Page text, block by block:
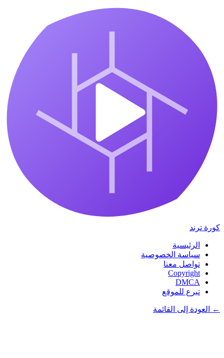
كورة ترند
الرئيسية
سياسة الخصوصية
تواصل معنا
Copyright
DMCA
تبرع للموقع
← العودة إلى القائمة